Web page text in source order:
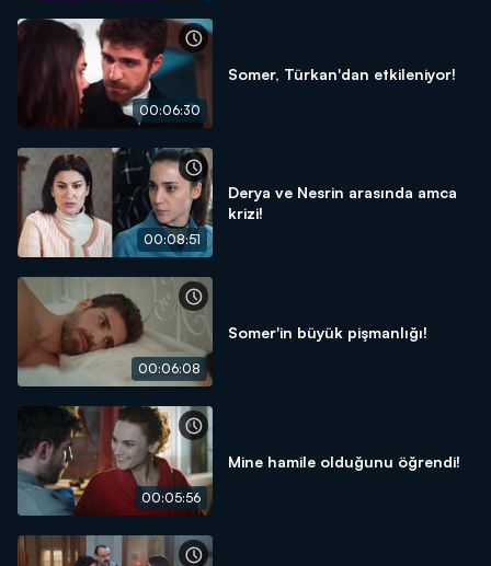
00:06:30
Somer, Türkan'dan etkileniyor!
00:08:51
Derya ve Nesrin arasında amca
krizi!
00:06:08
Somer'in büyük pişmanlığı!
00:05:56
Mine hamile olduğunu öğrendi!